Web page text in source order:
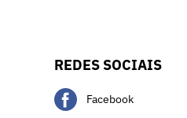
REDES SOCIAIS
Facebook